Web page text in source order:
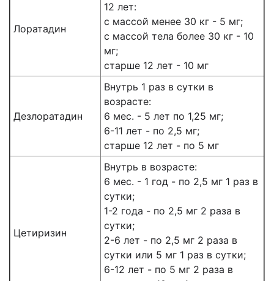
Лоратадин
12 лет:
с массой менее 30 кг - 5 мг;
с массой тела более 30 кг - 10
мг;
старше 12 лет - 10 мг
Дезлоратадин
Внутрь 1 раз в сутки в
возрасте:
6 мес. - 5 лет по 1,25 мг;
6-11 лет - по 2,5 мг;
старше 12 лет - по 5 мг
Цетиризин
Внутрь в возрасте:
6 мес. - 1 год - по 2,5 мг 1 раз в
сутки;
1-2 года - по 2,5 мг 2 раза в
сутки;
2-6 лет - по 2,5 мг 2 раза в
сутки или 5 мг 1 раз в сутки;
6-12 лет - по 5 мг 2 раза в